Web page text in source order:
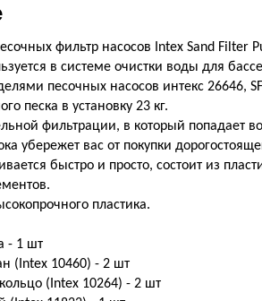
фильтр насосов Intex Sand Filter
в системе очистки воды для
песочных насосов интекс 26646,
песка в установку 23 кг.
фильтрации, в который попадает
убережет вас от покупки
быстро и просто, состоит из
пластика.
- 1 шт
(Intex 10460) - 2 шт
(Intex 10264) - 2 шт